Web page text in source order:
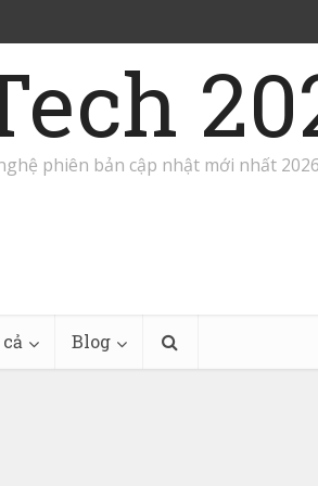
phiên bản cập nhật mới nhất
Blog